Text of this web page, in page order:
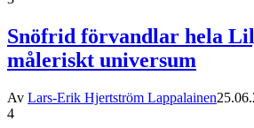
Snöfrid förvandlar hela
måleriskt universum
Av Lars-Erik Hjertström Lappalainen
4